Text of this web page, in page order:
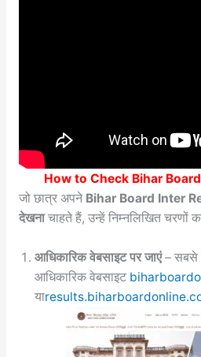
How to Check Bihar
जो छात्र अपने Bihar Board Inter
देखनाचाहते हैं, उन्हें निम्नलिखित चरणों
आधिकारिक वेबसाइट पर जाएं– सबसे
आधिकारिक वेबसाइट
या